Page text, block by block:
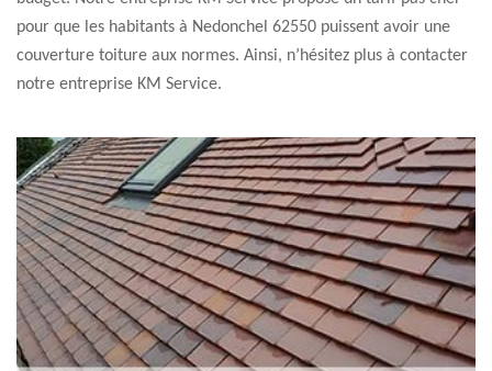
pour que les habitants à Nedonchel 62550 puissent avoir une
couverture toiture aux normes. Ainsi, n’hésitez plus à contacter
notre entreprise KM Service.